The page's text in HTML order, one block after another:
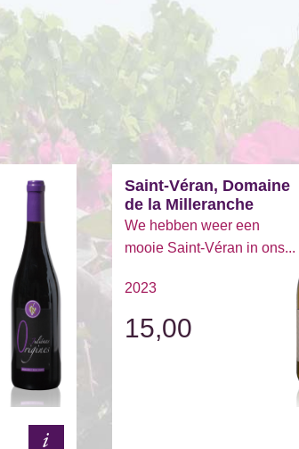
Saint-Véran, Domaine
de la Milleranche
We hebben weer een
mooie Saint-Véran in ons...
2023
15,00